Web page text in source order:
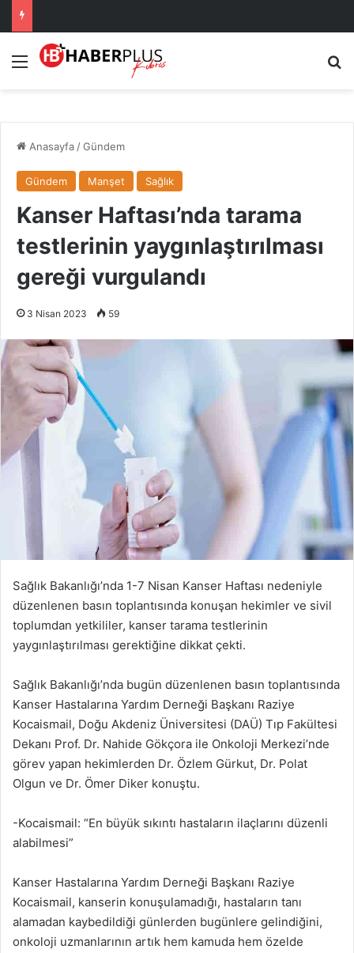
Menü
Anasayfa/Gündem
Gündem Manşet Sağlık
Kanser Haftası’nda tarama
testlerinin yaygınlaştırılması
gereği vurgulandı
3 Nisan 2023 59
Sağlık Bakanlığı’nda 1-7 Nisan Kanser Haftası nedeniyle
düzenlenen basın toplantısında konuşan hekimler ve sivil
toplumdan yetkililer, kanser tarama testlerinin
yaygınlaştırılması gerektiğine dikkat çekti.
Sağlık Bakanlığı’nda bugün düzenlenen basın toplantısında
Kanser Hastalarına Yardım Derneği Başkanı Raziye
Kocaismail, Doğu Akdeniz Üniversitesi (DAÜ) Tıp Fakültesi
Dekanı Prof. Dr. Nahide Gökçora ile Onkoloji Merkezi’nde
görev yapan hekimlerden Dr. Özlem Gürkut, Dr. Polat
Olgun ve Dr. Ömer Diker konuştu.
-Kocaismail: “En büyük sıkıntı hastaların ilaçlarını düzenli
alabilmesi”
Kanser Hastalarına Yardım Derneği Başkanı Raziye
Kocaismail, kanserin konuşulamadığı, hastaların tanı
alamadan kaybedildiği günlerden bugünlere gelindiğini,
onkoloji uzmanlarının artık hem kamuda hem özelde